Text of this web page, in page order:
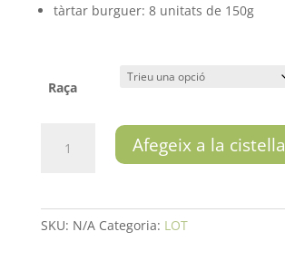
tàrtar burguer: 8 unitats de 150g
Raça
Afegeix a la cistella
SKU: N/A Categoria: LOT